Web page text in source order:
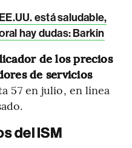
está saludable,
hay dudas: Barkin
de los precios
de servicios
57 en julio, en línea
del ISM